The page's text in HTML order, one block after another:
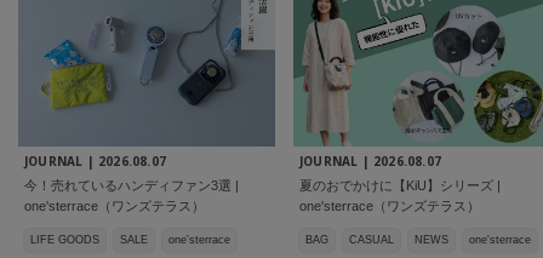
JOURNAL | 2026.08.07
今！売れているハンディファン3選 |
one'sterrace（ワンズテラス）
LIFE GOODS SALE one'sterrace
JOURNAL | 2026.08.07
夏のおでかけに【KiU】シリーズ |
one'sterrace（ワンズテラス）
BAG CASUAL NEWS one'sterrace